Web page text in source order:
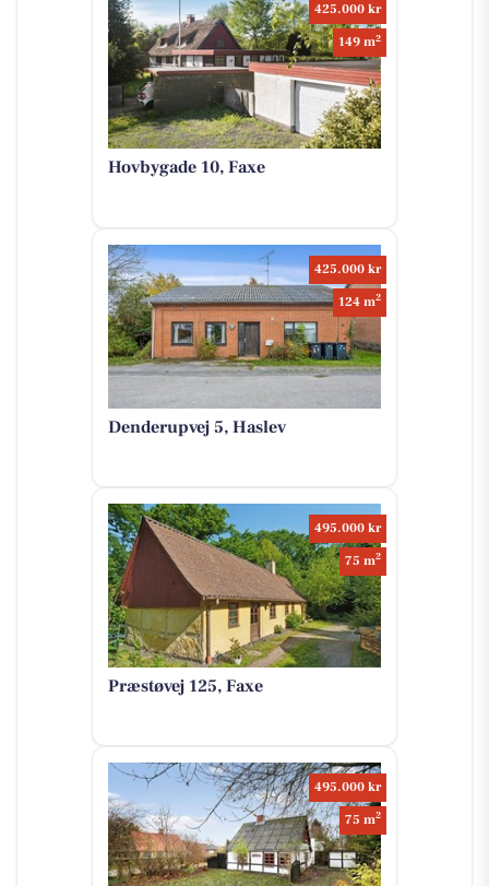
425.000 kr
149 m2
Hovbygade 10, Faxe
425.000 kr
124 m2
Denderupvej 5, Haslev
495.000 kr
75 m2
Præstøvej 125, Faxe
495.000 kr
75 m2